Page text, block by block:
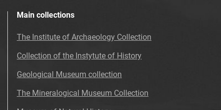
Main collections
The Institute of Archaeology Collection
Collection of the Instytute of History
Geological Museum collection
The Mineralogical Museum Collection